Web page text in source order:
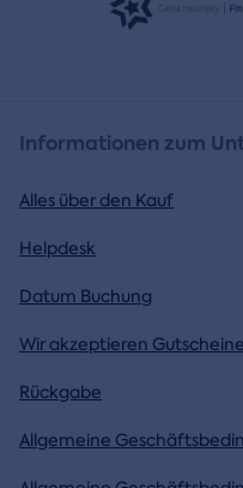
Informationen zum
Alles über den Kauf
Helpdesk
Datum Buchung
Wir akzeptieren Gutscheine
Rückgabe
Allgemeine